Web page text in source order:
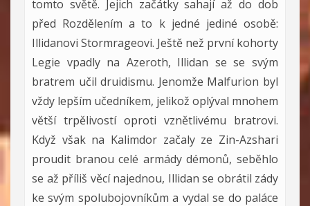
tomto světě. Jejich začátky sahají až do dob
před Rozdělením a to k jedné jediné osobě:
Illidanovi Stormrageovi. Ještě než první kohorty
Legie vpadly na Azeroth, Illidan se se svým
bratrem učil druidismu. Jenomže Malfurion byl
vždy lepším učedníkem, jelikož oplýval mnohem
větší trpělivostí oproti vznětlivému bratrovi.
Když však na Kalimdor začaly ze Zin-Azshari
proudit branou celé armády démonů, seběhlo
se až příliš věcí najednou, Illidan se obrátil zády
ke svým spolubojovníkům a vydal se do paláce